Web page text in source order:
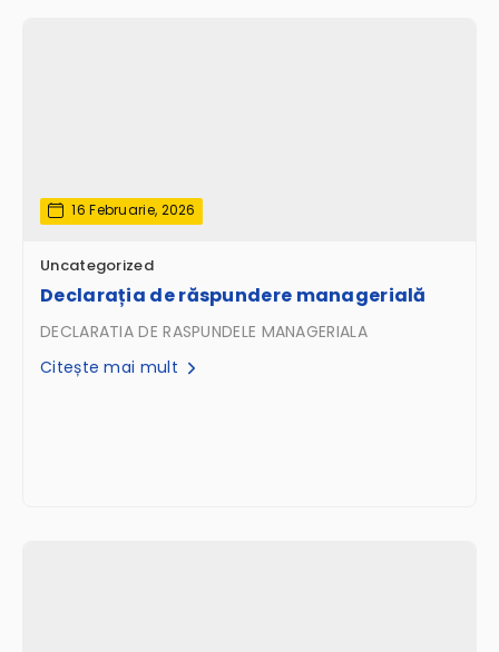
16 Februarie, 2026
Uncategorized
Declarația de răspundere managerială
DECLARATIA DE RASPUNDELE MANAGERIALA
Citește mai mult